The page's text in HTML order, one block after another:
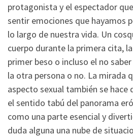
protagonista y el espectador
sentir emociones que hayamos
lo largo de nuestra vida. Un
cuerpo durante la primera cita,
primer beso o incluso el no
la otra persona o no. La mirada
aspecto sexual también se hace
el sentido tabú del panorama
como una parte esencial y
duda alguna una nube de